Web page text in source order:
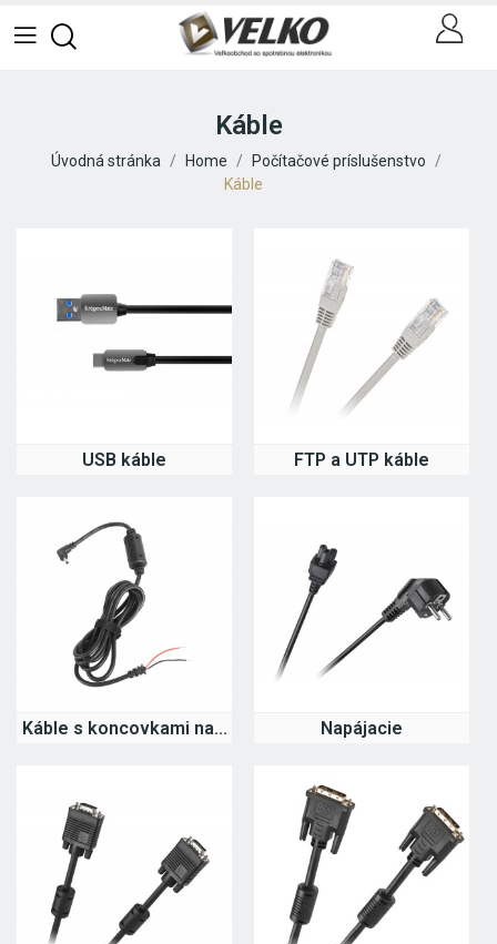
Káble
Úvodná stránka Home
Počítačové príslušenstvo
Káble
USB káble FTP a UTP káble
Káble s koncovkami na... Napájacie